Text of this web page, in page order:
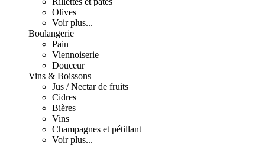
Olives
Voir plus...
Boulangerie
Pain
Viennoiserie
Douceur
Vins & Boissons
Jus / Nectar de fruits
Cidres
Bières
Vins
Champagnes et pétillant
Voir plus...